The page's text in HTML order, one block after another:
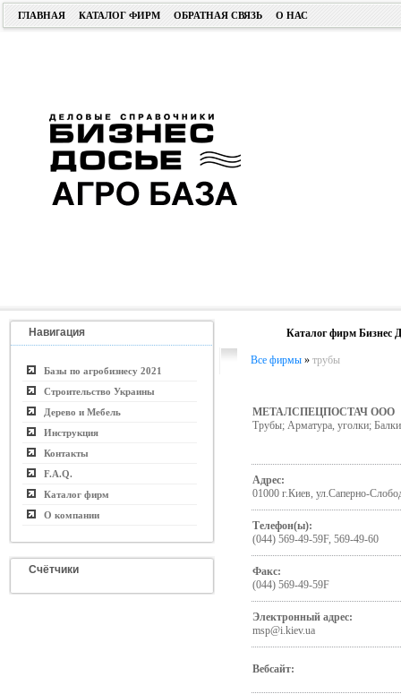
ГЛАВНАЯ КАТАЛОГ ФИРМ ОБРАТНАЯ СВЯЗЬ О НАС
Навигация
Базы по агробизнесу 2021
Строительство Украины
Дерево и Мебель
Инструкция
Контакты
F.A.Q.
Каталог фирм
О компании
Счётчики
Каталог фирм Бизнес
Все фирмы » трубы
МЕТАЛСПЕЦПОСТАЧ ООО
Трубы; Арматура, уголки;
Адрес:
01000 г.Киев, ул.Саперно-
Телефон(ы):
(044) 569-49-59F, 569-49-60
Факс:
(044) 569-49-59F
Электронный адрес:
msp@i.kiev.ua
Вебсайт: